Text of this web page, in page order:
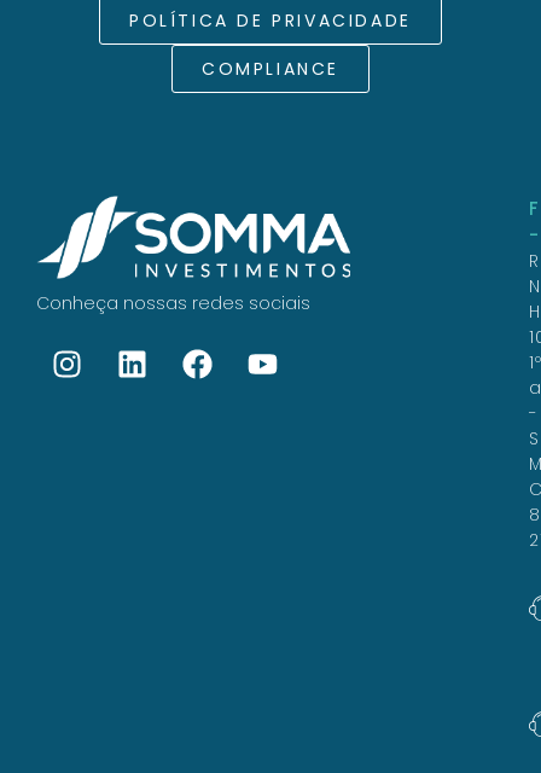
POLÍTICA DE PRIVACIDADE
COMPLIANCE
Conheça nossas redes sociais
1º
-